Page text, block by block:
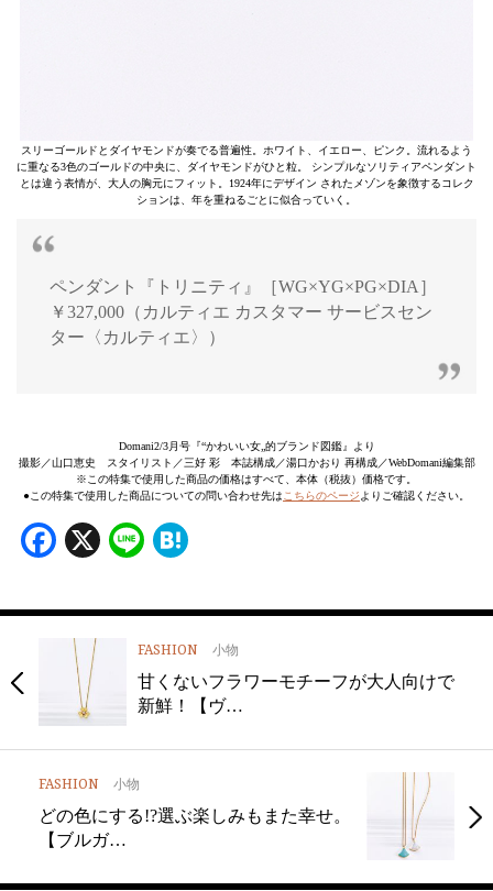
スリーゴールドとダイヤモンドが奏でる普遍性。ホワイト、イエロー、ピンク。流れるよう
に重なる3色のゴールドの中央に、ダイヤモンドがひと粒。 シンプルなソリティアペンダント
とは違う表情が、大人の胸元にフィット。1924年にデザイン されたメゾンを象徴するコレク
ションは、年を重ねるごとに似合っていく。
ペンダント『トリニティ』［WG×YG×PG×DIA］
￥327,000（カルティエ カスタマー サービスセン
ター〈カルティエ〉）
Domani2/3月号『“かわいい女„的ブランド図鑑』より
撮影／山口恵史 スタイリスト／三好 彩 本誌構成／湯口かおり 再構成／WebDomani編集部
※この特集で使用した商品の価格はすべて、本体（税抜）価格です。
●この特集で使用した商品についての問い合わせ先は こちらのページ よりご確認ください。
Facebook
X Line
FASHION 小物
甘くないフラワーモチーフが大人向けで
新鮮！【ヴ…
FASHION 小物
どの色にする!?選ぶ楽しみもまた幸せ。
【ブルガ…